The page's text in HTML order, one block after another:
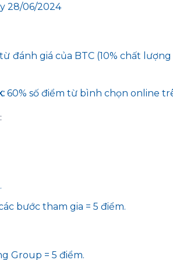
28/06/2024
đánh giá của BTC (10% chất
60% số điểm từ bình chọn online
bước tham gia = 5 điểm.
Group = 5 điểm.